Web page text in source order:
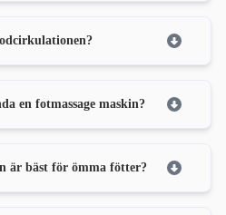
en fotmassage maskin?
är bäst för ömma fötter?